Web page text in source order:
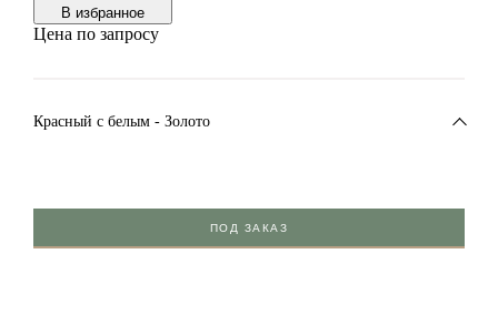
В избранноe
Цена по запросу
Красный c белым - Золото
ПОД ЗАКАЗ